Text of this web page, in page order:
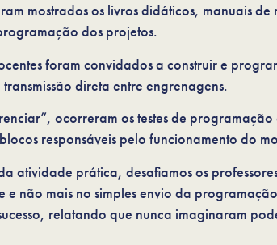
mostrados os livros didáticos, manuais de
dos projetos.
foram convidados a construir e
direta entre engrenagens.
ocorreram os testes de programação
responsáveis pelo funcionamento do
atividade prática, desafiamos os
não mais no simples envio da
relatando que nunca imaginaram